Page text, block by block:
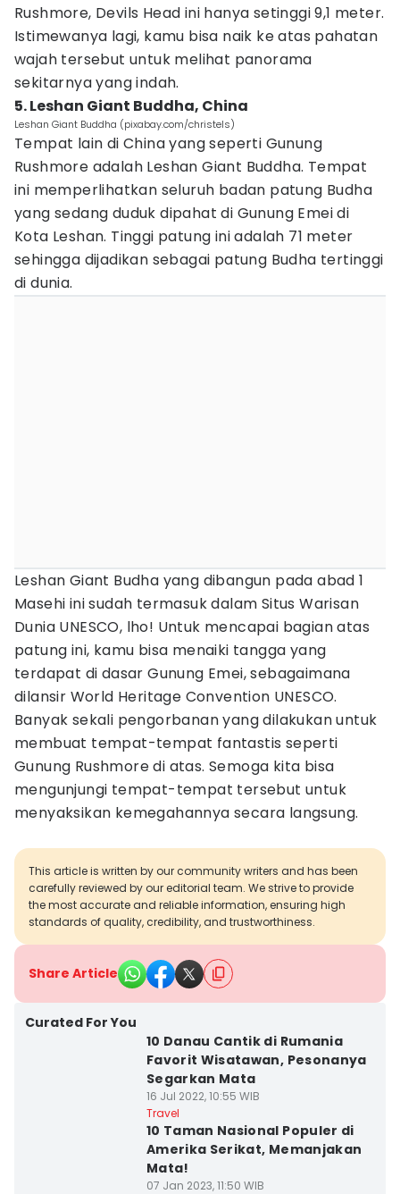
Rushmore, Devils Head ini hanya setinggi 9,1 meter.
Istimewanya lagi, kamu bisa naik ke atas pahatan
wajah tersebut untuk melihat panorama
sekitarnya yang indah.
5. Leshan Giant Buddha, China
Leshan Giant Buddha (pixabay.com/christels)
Tempat lain di China yang seperti Gunung
Rushmore adalah Leshan Giant Buddha. Tempat
ini memperlihatkan seluruh badan patung Budha
yang sedang duduk dipahat di Gunung Emei di
Kota Leshan. Tinggi patung ini adalah 71 meter
sehingga dijadikan sebagai patung Budha tertinggi
di dunia.
Leshan Giant Budha yang dibangun pada abad 1
Masehi ini sudah termasuk dalam Situs Warisan
Dunia UNESCO, lho! Untuk mencapai bagian atas
patung ini, kamu bisa menaiki tangga yang
terdapat di dasar Gunung Emei, sebagaimana
dilansir World Heritage Convention UNESCO.
Banyak sekali pengorbanan yang dilakukan untuk
membuat tempat-tempat fantastis seperti
Gunung Rushmore di atas. Semoga kita bisa
mengunjungi tempat-tempat tersebut untuk
menyaksikan kemegahannya secara langsung.
This article is written by our community writers and has been
carefully reviewed by our editorial team. We strive to provide
the most accurate and reliable information, ensuring high
standards of quality, credibility, and trustworthiness.
Share Article
Curated For You
10 Danau Cantik di Rumania
Favorit Wisatawan, Pesonanya
Segarkan Mata
16 Jul 2022, 10:55 WIB
Travel
10 Taman Nasional Populer di
Amerika Serikat, Memanjakan
Mata!
07 Jan 2023, 11:50 WIB